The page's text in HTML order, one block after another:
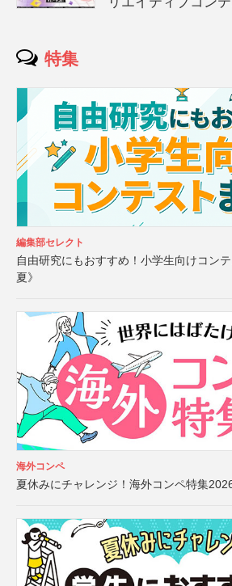
特集
編集部セレクト
自由研究にもおすすめ！小学生向けコン
夏》
海外コンペ
夏休みにチャレンジ！海外コンペ特集